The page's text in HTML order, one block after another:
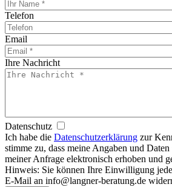
Telefon
Email
Ihre Nachricht
Datenschutz
Ich habe die Datenschutzerklärung zur
stimme zu, dass meine Angaben und
meiner Anfrage elektronisch erhoben und
Hinweis: Sie können Ihre Einwilligung
E-Mail an info@langner-beratung.de